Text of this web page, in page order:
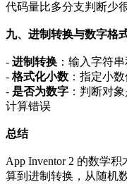
代码量比多分支判断少
九、进制转换与数字格
- 进制转换 ：输入字符
- 格式化小数 ：指定小
- 是否为数字 ：判断对
计算错误
总结
App Inventor 2 的数学
算到进制转换，从随机